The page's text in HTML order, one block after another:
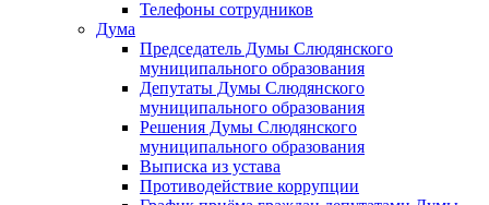
Телефоны сотрудников
Дума
Председатель Думы Слюдянского
муниципального образования
Депутаты Думы Слюдянского
муниципального образования
Решения Думы Слюдянского
муниципального образования
Выписка из устава
Противодействие коррупции